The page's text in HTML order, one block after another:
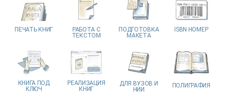
ПЕЧАТЬ КНИГ РАБОТА С
ТЕКСТОМ
ПОДГОТОВКА
МАКЕТА
ISBN НОМЕР
КНИГА ПОД
КЛЮЧ
РЕАЛИЗАЦИЯ
КНИГ
ДЛЯ ВУЗОВ И
НИИ
ПОЛИГРАФИЯ